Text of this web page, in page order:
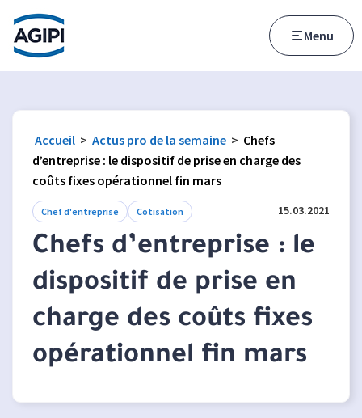
Accès au menu
Accès au contenu principal
Menu
Accueil > Actus pro de la semaine > Chefs
d’entreprise : le dispositif de prise en charge des
coûts fixes opérationnel fin mars
Chef d'entreprise Cotisation 15.03.2021
Chefs d’entreprise : le
dispositif de prise en
charge des coûts fixes
opérationnel fin mars